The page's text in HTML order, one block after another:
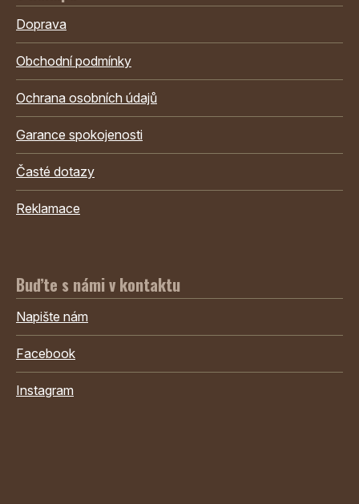
Doprava
Obchodní podmínky
Ochrana osobních údajů
Garance spokojenosti
Časté dotazy
Reklamace
Buďte s námi v kontaktu
Napište nám
Facebook
Instagram